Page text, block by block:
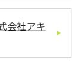
会社アキ